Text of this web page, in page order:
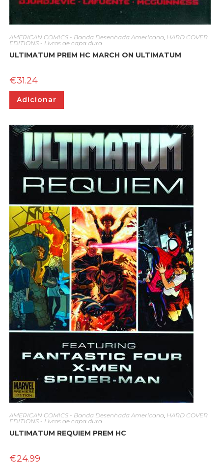
AMERICAN COMICS - Banda Desenhada Americana, HARD COVER
EDITIONS - Livros de capa dura
ULTIMATUM PREM HC MARCH ON ULTIMATUM
€31.24
Adicionar
AMERICAN COMICS - Banda Desenhada Americana, HARD COVER
EDITIONS - Livros de capa dura
ULTIMATUM REQUIEM PREM HC
€24.99